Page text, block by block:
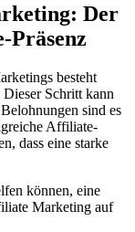
Der
Präsenz
besteht
Schritt kann
sind es
Affiliate-
dass eine starke
können, eine
Marketing auf